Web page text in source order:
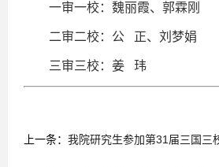
一审一校：魏丽霞、郭霖刚
二审二校：公 正、刘梦娟
三审三校：姜 玮
上一条： 我院研究生参加第31届三国三